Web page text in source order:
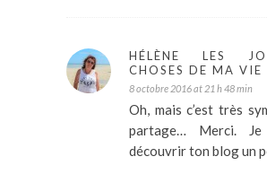
HÉLÈNE LES
CHOSES DE MA VIE
8 octobre 2016 at 21 h 48 min
Oh, mais c’est très
partage… Merci. Je
découvrir ton blog un